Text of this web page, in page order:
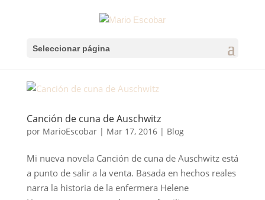
Seleccionar página
Canción de cuna de Auschwitz
por MarioEscobar| Mar 17, 2016| Blog
Mi nueva novela Canción de cuna de Auschwitz está
a punto de salir a la venta. Basada en hechos reales
narra la historia de la enfermera Helene